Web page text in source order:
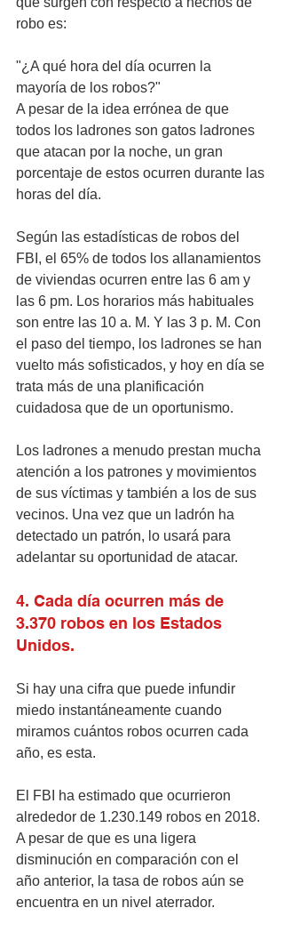
robo es:
"¿A qué hora del día ocurren la
mayoría de los robos?"
A pesar de la idea errónea de que
todos los ladrones son gatos ladrones
que atacan por la noche, un gran
porcentaje de estos ocurren durante las
horas del día.
Según las estadísticas de robos del
FBI, el 65% de todos los allanamientos
de viviendas ocurren entre las 6 am y
las 6 pm. Los horarios más habituales
son entre las 10 a. M. Y las 3 p. M. Con
el paso del tiempo, los ladrones se han
vuelto más sofisticados, y hoy en día se
trata más de una planificación
cuidadosa que de un oportunismo.
Los ladrones a menudo prestan mucha
atención a los patrones y movimientos
de sus víctimas y también a los de sus
vecinos. Una vez que un ladrón ha
detectado un patrón, lo usará para
adelantar su oportunidad de atacar.
4. Cada día ocurren más de
3.370 robos en los Estados
Unidos.
Si hay una cifra que puede infundir
miedo instantáneamente cuando
miramos cuántos robos ocurren cada
año, es esta.
El FBI ha estimado que ocurrieron
alrededor de 1.230.149 robos en 2018.
A pesar de que es una ligera
disminución en comparación con el
año anterior, la tasa de robos aún se
encuentra en un nivel aterrador.